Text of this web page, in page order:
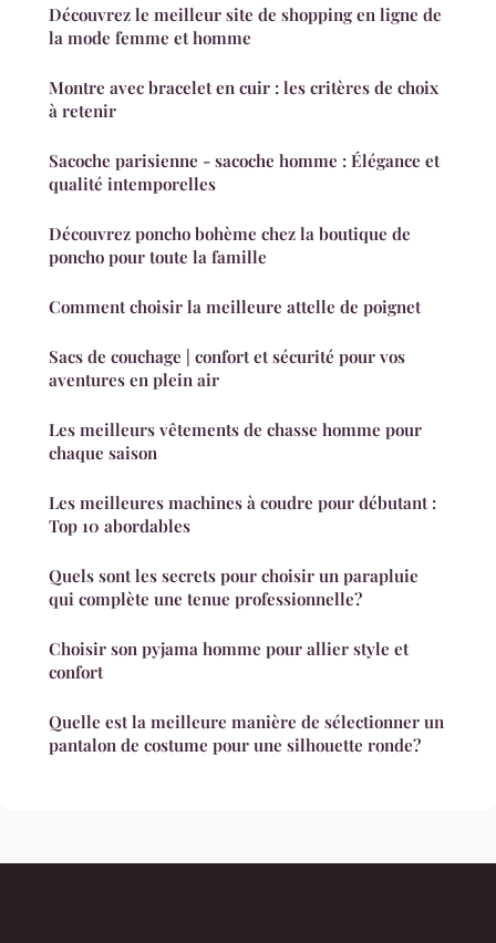
Découvrez le meilleur site de shopping en ligne de
la mode femme et homme
Montre avec bracelet en cuir : les critères de choix
à retenir
Sacoche parisienne - sacoche homme : Élégance et
qualité intemporelles
Découvrez poncho bohème chez la boutique de
poncho pour toute la famille
Comment choisir la meilleure attelle de poignet
Sacs de couchage | confort et sécurité pour vos
aventures en plein air
Les meilleurs vêtements de chasse homme pour
chaque saison
Les meilleures machines à coudre pour débutant :
Top 10 abordables
Quels sont les secrets pour choisir un parapluie
qui complète une tenue professionnelle?
Choisir son pyjama homme pour allier style et
confort
Quelle est la meilleure manière de sélectionner un
pantalon de costume pour une silhouette ronde?